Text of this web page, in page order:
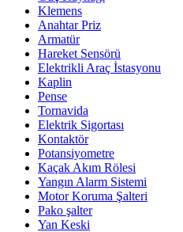
Klemens
Anahtar Priz
Armatür
Hareket Sensörü
Elektrikli Araç İstasyonu
Kaplin
Pense
Tornavida
Elektrik Sigortası
Kontaktör
Potansiyometre
Kaçak Akım Rölesi
Yangın Alarm Sistemi
Motor Koruma Şalteri
Pako şalter
Yan Keski